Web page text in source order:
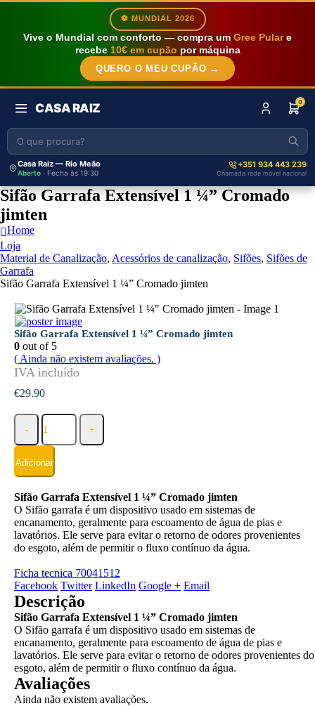
⚽ MUNDIAL 2026
Vive o Mundial com conforto — compra um Gree Pulare
recebe 10€ em cupão por máquina
QUERO O MEU CUPÃO →
CASA RAIZ 0
Casa Raiz — Rio Meão
Aberto · Fecha às 19:30
+351 934 443 239
Chamada rede móvel nacional
Sifão Garrafa Extensível 1 ¼” Cromado
jimten
Home
Loja
Material de Canalização, Acessórios de canalização, Sifões, Sifões de
Garrafa
Sifão Garrafa Extensível 1 ¼” Cromado jimten
Sifão Garrafa Extensível 1 ¼” Cromado jimten
0 out of 5
( Ainda não existem avaliações. )
€29.90
- +
Adicionar
Sifão Garrafa Extensível 1 ¼” Cromado jimten
O Sifão garrafa é um dispositivo usado em sistemas de
encanamento, geralmente para escoamento de água de pias e
lavatórios. Ele serve para evitar o retorno de odores provenientes
do esgoto, além de permitir o fluxo contínuo da água.
Ficha tecnica 70041512
Facebook Twitter LinkedIn Google + Email
Descrição
Sifão Garrafa Extensível 1 ¼” Cromado jimten
O Sifão garrafa é um dispositivo usado em sistemas de
encanamento, geralmente para escoamento de água de pias e
lavatórios. Ele serve para evitar o retorno de odores provenientes do
esgoto, além de permitir o fluxo contínuo da água.
Avaliações
Ainda não existem avaliações.